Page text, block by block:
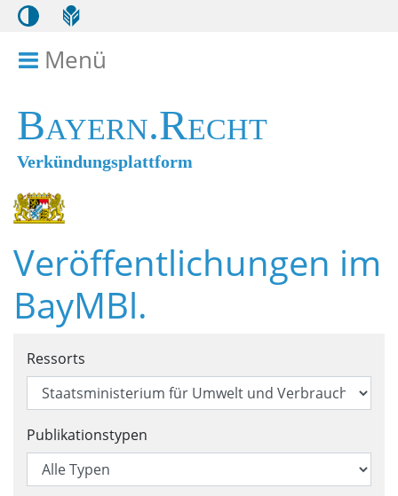
Menü
Bayern.Recht
Verkündungsplattform
Veröffentlichungen im
BayMBl.
Suchformular für
Ressorts
Publikationstypen